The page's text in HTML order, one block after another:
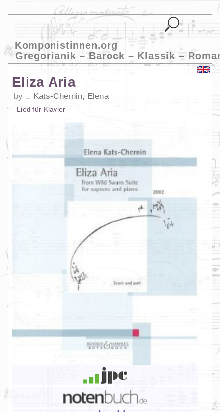
Komponistinnen.org
Gregorianik – Barock – Klassik –
Eliza Aria
by Kats-Chernin, Elena
Lied für Klavier